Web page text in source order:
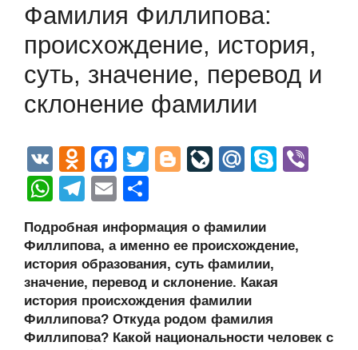
Фамилия Филлипова:
происхождение, история,
суть, значение, перевод и
склонение фамилии
V
K
O
d
n
o
kl
a
ss
ni
F
a
c
e
b
o
o
k
T
er
Bl
g
er
Li
J
o
ur
n
al
M
u
S
e
W
at
s
A
p
p
T
e
gr
a
m
E
ail р
а
в
и
ть
Подробная информация о фамилии
Филлипова, а именно ее происхождение,
история образования, суть фамилии,
значение, перевод и склонение. Какая
история происхождения фамилии
Филлипова? Откуда родом фамилия
Филлипова? Какой национальности человек с